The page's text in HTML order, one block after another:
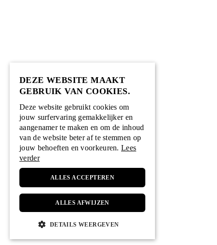
DEZE WEBSITE MAAKT
GEBRUIK VAN COOKIES.
Deze website gebruikt cookies om
jouw surfervaring gemakkelijker en
aangenamer te maken en om de inhoud
van de website beter af te stemmen op
jouw behoeften en voorkeuren. Lees
verder
ALLES ACCEPTEREN
ALLES AFWIJZEN
DETAILS WEERGEVEN